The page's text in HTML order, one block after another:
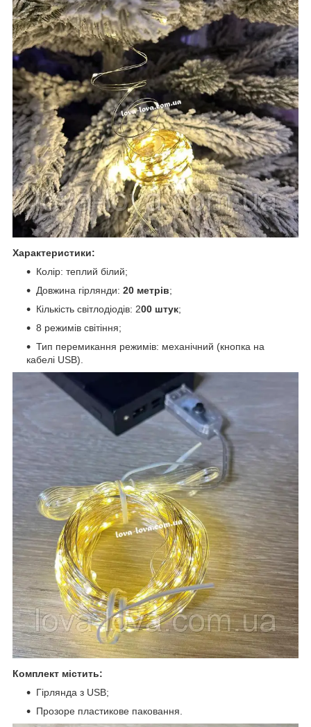
Характеристики:
Колір: теплий білий;
Довжина гірлянди: 20 метрів;
Кількість світлодіодів: 200 штук;
8 режимів світіння;
Тип перемикання режимів: механічний (кнопка на
кабелі USB).
Комплект містить:
Гірлянда з USB;
Прозоре пластикове паковання.